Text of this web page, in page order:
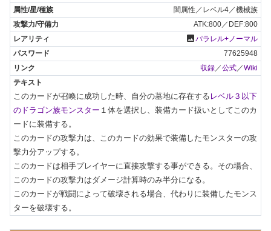
闇属性／レベル4／機械族
ATK:800／DEF:800
photoパラレル+ノーマル
77625948
収録 ／公式 ／Wiki
このカードが召喚に成功した時、自分の墓地に存在する レベル３以下
のドラゴン族モンスター １体を選択し、装備カード扱いとしてこのカ
ードに装備する。
このカードの攻撃力は、このカードの効果で装備したモンスターの攻
撃力分アップする。
このカードは相手プレイヤーに直接攻撃する事ができる。その場合、
このカードの攻撃力はダメージ計算時のみ半分になる。
このカードが戦闘によって破壊される場合、代わりに装備したモンス
ターを破壊する。